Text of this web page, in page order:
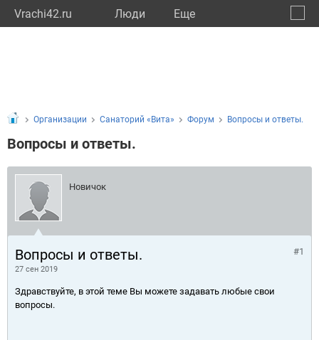
Vrachi42.ru Люди Eще
Организации Санаторий «Вита» Форум Вопросы и ответы.
Вопросы и ответы.
Новичок
Вопросы и ответы.
27 сен 2019
#1
Здравствуйте, в этой теме Вы можете задавать любые свои
вопросы.